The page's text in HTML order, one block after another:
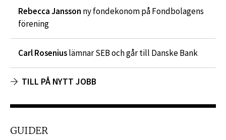
Rebecca Jansson ny fondekonom på Fondbolagens
förening
Carl Roseniuslämnar SEB och går till Danske Bank
TILL PÅ NYTT JOBB
GUIDER